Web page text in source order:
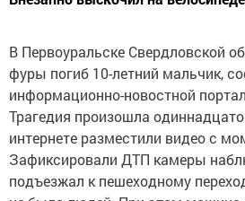
фуры погиб 10-летний мальчик,
информационно-новостной портал
Трагедия произошла
интернете разместили видео с
Зафиксировали ДТП камеры
подъезжал к пешеходному
не было людей. При этом машина